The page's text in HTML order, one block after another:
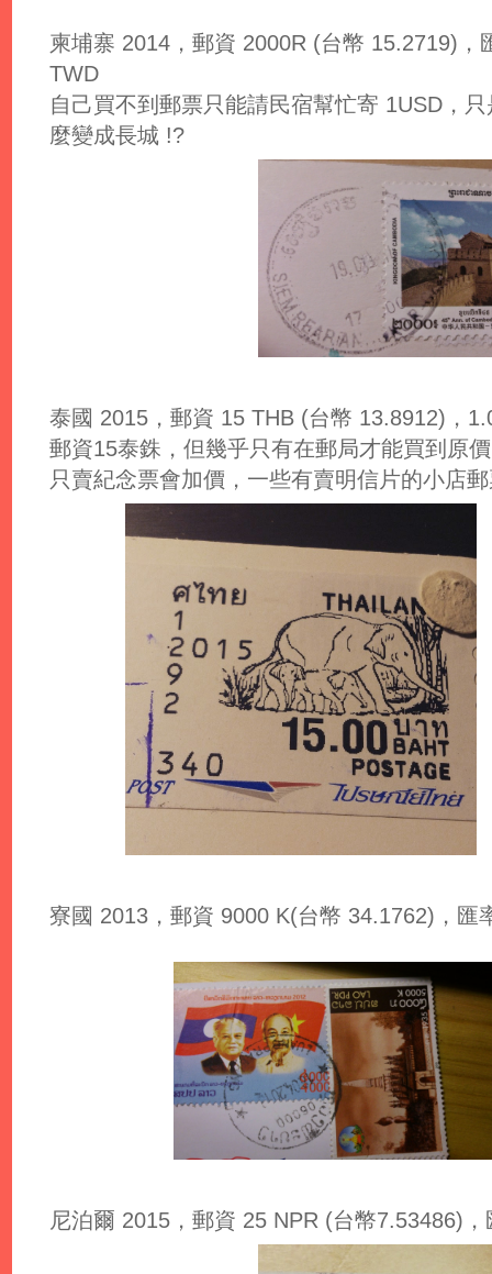
柬埔寨 2014，郵資 2000R (台幣 15.2719)，
TWD
自己買不到郵票只能請民宿幫忙寄 1USD，
麼變成長城 !?
泰國 2015，郵資 15 THB (台幣 13.8912)，
郵資15泰銖，但幾乎只有在郵局才能買到原
只賣紀念票會加價，一些有賣明信片的小店
寮國 2013，郵資 9000 K(台幣 34.1762)，匯
尼泊爾 2015，郵資 25 NPR (台幣7.53486)